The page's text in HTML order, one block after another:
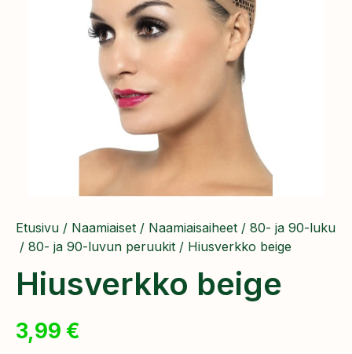
Etusivu / Naamiaiset / Naamiaisaiheet / 80- ja 90-luku
/ 80- ja 90-luvun peruukit / Hiusverkko beige
Hiusverkko beige
3,99 €